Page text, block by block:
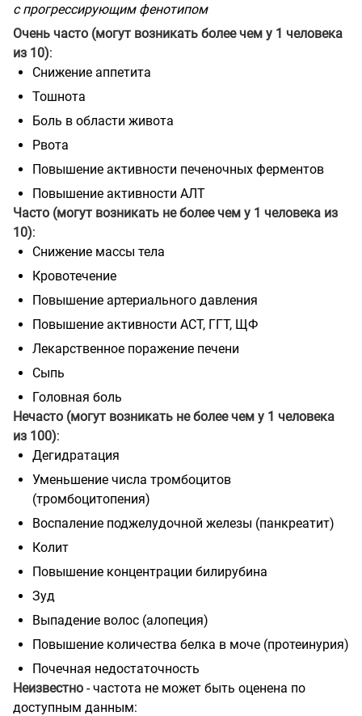
с прогрессирующим фенотипом
Очень часто (могут возникать более чем у 1 человека
из 10):
Снижение аппетита
Тошнота
Боль в области живота
Рвота
Повышение активности печеночных ферментов
Повышение активности АЛТ
Часто (могут возникать не более чем у 1 человека из
10):
Снижение массы тела
Кровотечение
Повышение артериального давления
Повышение активности АСТ, ГГТ, ЩФ
Лекарственное поражение печени
Сыпь
Головная боль
Нечасто (могут возникать не более чем у 1 человека
из 100):
Дегидратация
Уменьшение числа тромбоцитов
(тромбоцитопения)
Воспаление поджелудочной железы (панкреатит)
Колит
Повышение концентрации билирубина
Зуд
Выпадение волос (алопеция)
Повышение количества белка в моче (протеинурия)
Почечная недостаточность
Неизвестно - частота не может быть оценена по
доступным данным: